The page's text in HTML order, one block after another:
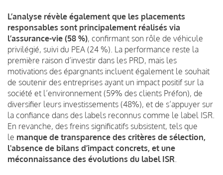
L’analyse révèle également que les placements
responsables sont principalement réalisés via
l’assurance-vie (58 %), confirmant son rôle de véhicule
privilégié, suivi du PEA (24 %). La performance reste la
première raison d’investir dans les PRD, mais les
motivations des épargnants incluent également le souhait
de soutenir des entreprises ayant un impact positif sur la
société et l’environnement (59% des clients Préfon), de
diversifier leurs investissements (48%), et de s’appuyer sur
la confiance dans des labels reconnus comme le label ISR.
En revanche, des freins significatifs subsistent, tels que
le manque de transparence des critères de sélection,
l'absence de bilans d’impact concrets, et une
méconnaissance des évolutions du label ISR